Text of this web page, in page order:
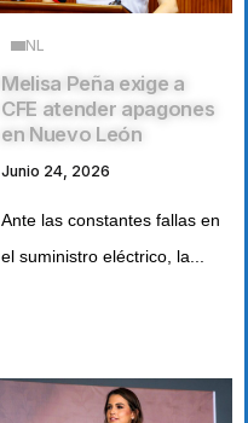
NL
Melisa Peña exige a
CFE atender apagones
en Nuevo León
Junio 24, 2026
Ante las constantes fallas en
el suministro eléctrico, la...